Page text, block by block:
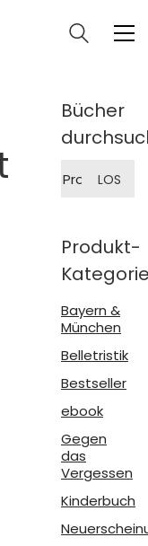
Bücher
nach:
LOS
Produkt-
Bayern &
München
Belletristik
Bestseller
ebook
Gegen
das
Vergessen
Kinderbuch